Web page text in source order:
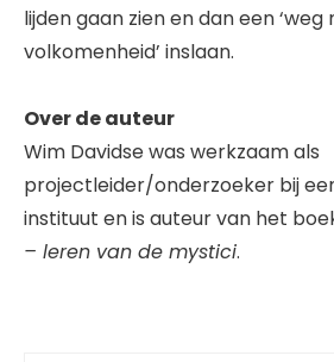
lijden gaan zien en dan een ‘weg
volkomenheid’ inslaan.
Over de auteur
Wim Davidse was werkzaam als
projectleider/onderzoeker bij
instituut en is auteur van het
– leren van de mystici.